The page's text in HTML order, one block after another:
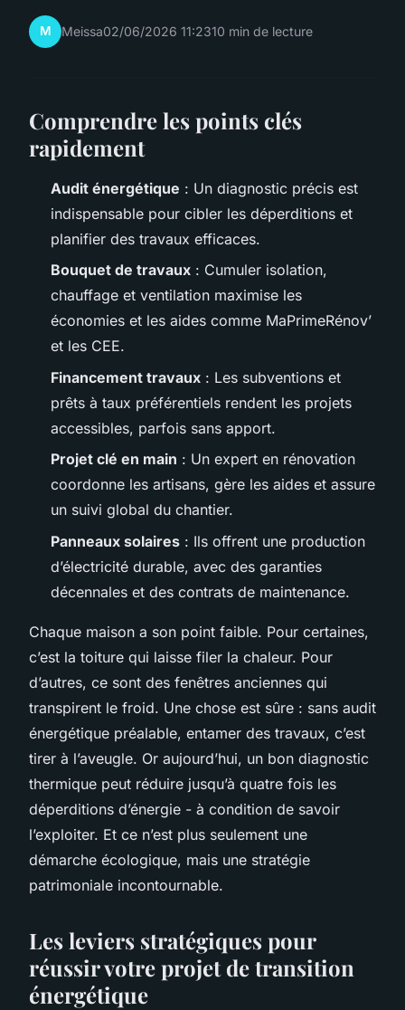
M Meissa02/06/2026 11:2310 min de lecture
Comprendre les points clés
rapidement
Audit énergétique : Un diagnostic précis est
indispensable pour cibler les déperditions et
planifier des travaux efficaces.
Bouquet de travaux : Cumuler isolation,
chauffage et ventilation maximise les
économies et les aides comme MaPrimeRénov’
et les CEE.
Financement travaux : Les subventions et
prêts à taux préférentiels rendent les projets
accessibles, parfois sans apport.
Projet clé en main : Un expert en rénovation
coordonne les artisans, gère les aides et assure
un suivi global du chantier.
Panneaux solaires : Ils offrent une production
d’électricité durable, avec des garanties
décennales et des contrats de maintenance.
Chaque maison a son point faible. Pour certaines,
c’est la toiture qui laisse filer la chaleur. Pour
d’autres, ce sont des fenêtres anciennes qui
transpirent le froid. Une chose est sûre : sans audit
énergétique préalable, entamer des travaux, c’est
tirer à l’aveugle. Or aujourd’hui, un bon diagnostic
thermique peut réduire jusqu’à quatre fois les
déperditions d’énergie - à condition de savoir
l’exploiter. Et ce n’est plus seulement une
démarche écologique, mais une stratégie
patrimoniale incontournable.
Les leviers stratégiques pour
réussir votre projet de transition
énergétique